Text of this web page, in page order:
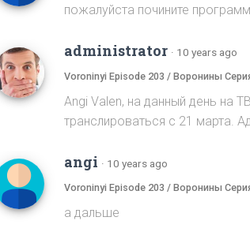
пожалуйста почините
administrator · 10 years ago
Voroninyi Episode 203 / Воронины
Angi Valen, на данный день на
транслироваться с 21 марта.
angi · 10 years ago
Voroninyi Episode 203 / Воронины
а дальше